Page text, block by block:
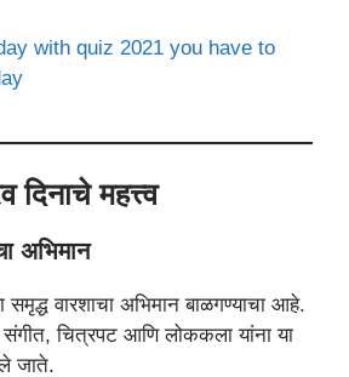
with quiz 2021 you have to
दिनाचे महत्त्व
अभिमान
समृद्ध वारशाचा अभिमान बाळगण्याचा आहे.
संगीत, चित्रपट आणि लोककला यांना या
जाते.